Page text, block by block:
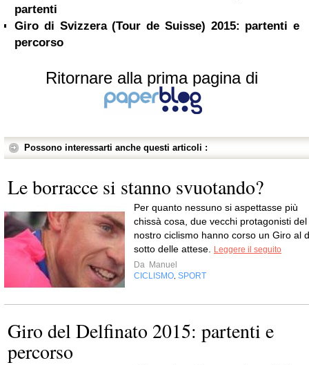
partenti
Giro di Svizzera (Tour de Suisse) 2015: partenti e
percorso
Ritornare alla prima pagina di
Possono interessarti anche questi articoli :
Le borracce si stanno svuotando?
Per quanto nessuno si aspettasse più
chissà cosa, due vecchi protagonisti del
nostro ciclismo hanno corso un Giro al
sotto delle attese.
Leggere il seguito
Da Manuel
CICLISMO SPORT
Giro del Delfinato 2015: partenti e
percorso